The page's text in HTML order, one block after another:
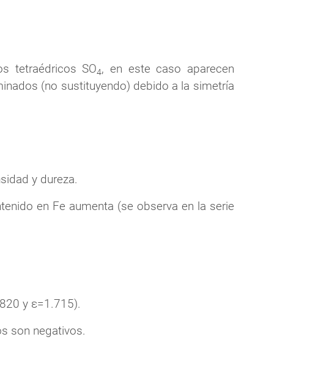
tetraédricos SO4, en este caso aparecen
(no sustituyendo) debido a la simetría
y dureza.
en Fe aumenta (se observa en la serie
y ε=1.715).
son negativos.